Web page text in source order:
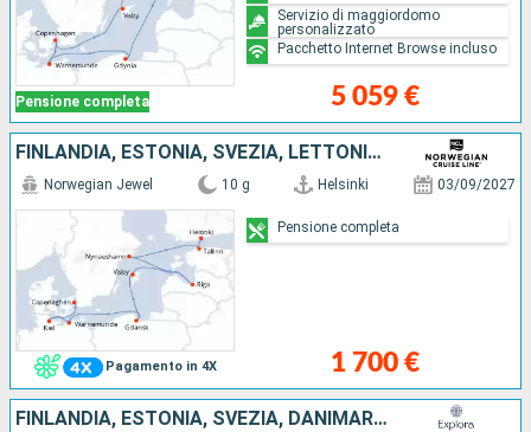
Pensione completa 5 059 €
Servizio di maggiordomo
personalizzato
Pacchetto Internet Browse incluso
FINLANDIA, ESTONIA, SVEZIA, LETTONIA, POLONIA, GERMANIA, DANIMARCA
Pagamento in 4X
Norwegian Jewel 10 g Helsinki 03/09/2027
1 700 €
Pensione completa
FINLANDIA, ESTONIA, SVEZIA, DANIMARCA, NORVEGIA, GERMANIA, REGNO UNITO